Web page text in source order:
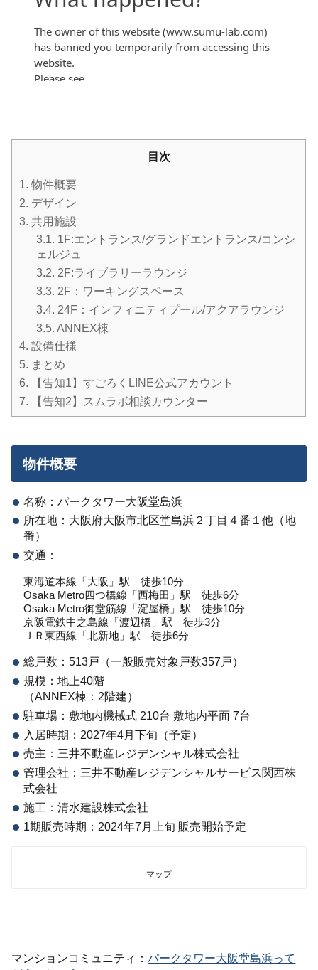
目次
1. 物件概要
2. デザイン
3. 共用施設
3.1. 1F:エントランス/グランドエントランス/コンシ
ェルジュ
3.2. 2F:ライブラリーラウンジ
3.3. 2F：ワーキングスペース
3.4. 24F：インフィニティプール/アクアラウンジ
3.5. ANNEX棟
4. 設備仕様
5. まとめ
6. 【告知1】すごろくLINE公式アカウント
7. 【告知2】スムラボ相談カウンター
物件概要
名称：パークタワー大阪堂島浜
所在地：大阪府大阪市北区堂島浜２丁目４番１他（地
番）
交通：
東海道本線「大阪」駅 徒歩10分
Osaka Metro四つ橋線「西梅田」駅 徒歩6分
Osaka Metro御堂筋線「淀屋橋」駅 徒歩10分
京阪電鉄中之島線「渡辺橋」駅 徒歩3分
ＪＲ東西線「北新地」駅 徒歩6分
総戸数：513戸（一般販売対象戸数357戸）
規模：地上40階
（ANNEX棟：2階建）
駐車場：敷地内機械式 210台 敷地内平面 7台
入居時期：2027年4月下旬（予定）
売主：三井不動産レジデンシャル株式会社
管理会社：三井不動産レジデンシャルサービス関西株
式会社
施工：清水建設株式会社
1期販売時期：2024年7月上旬 販売開始予定
マップ
マンションコミュニティ：パークタワー大阪堂島浜って